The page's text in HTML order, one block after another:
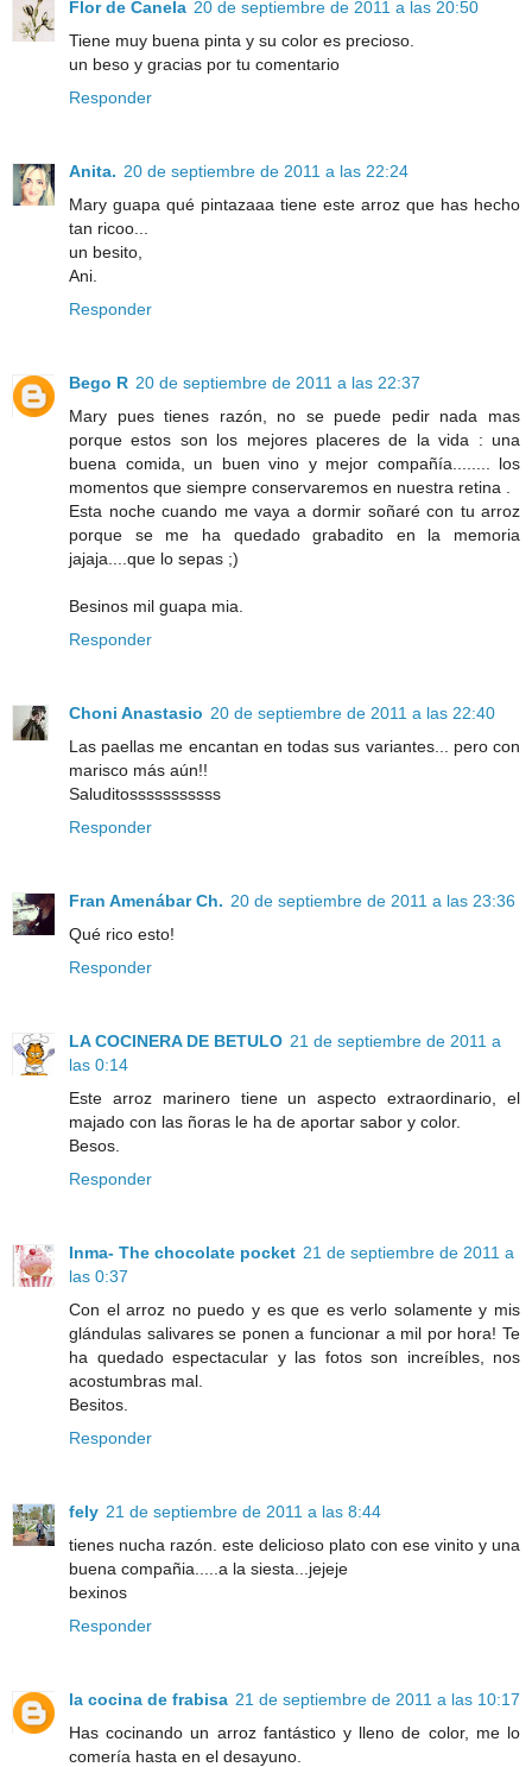
Flor de Canela 20 de septiembre de 2011 a las 20:50
Tiene muy buena pinta y su color es precioso.
un beso y gracias por tu comentario
Responder
Anita. 20 de septiembre de 2011 a las 22:24
Mary guapa qué pintazaaa tiene este arroz que has hecho
tan ricoo...
un besito,
Ani.
Responder
Bego R 20 de septiembre de 2011 a las 22:37
Mary pues tienes razón, no se puede pedir nada mas
porque estos son los mejores placeres de la vida : una
buena comida, un buen vino y mejor compañía........ los
momentos que siempre conservaremos en nuestra retina .
Esta noche cuando me vaya a dormir soñaré con tu arroz
porque se me ha quedado grabadito en la memoria
jajaja....que lo sepas ;)
Besinos mil guapa mia.
Responder
Choni Anastasio 20 de septiembre de 2011 a las 22:40
Las paellas me encantan en todas sus variantes... pero con
marisco más aún!!
Saluditosssssssssss
Responder
Fran Amenábar Ch. 20 de septiembre de 2011 a las 23:36
Qué rico esto!
Responder
LA COCINERA DE BETULO 21 de septiembre de 2011 a
las 0:14
Este arroz marinero tiene un aspecto extraordinario, el
majado con las ñoras le ha de aportar sabor y color.
Besos.
Responder
Inma- The chocolate pocket 21 de septiembre de 2011 a
las 0:37
Con el arroz no puedo y es que es verlo solamente y mis
glándulas salivares se ponen a funcionar a mil por hora! Te
ha quedado espectacular y las fotos son increíbles, nos
acostumbras mal.
Besitos.
Responder
fely 21 de septiembre de 2011 a las 8:44
tienes nucha razón. este delicioso plato con ese vinito y una
buena compañia.....a la siesta...jejeje
bexinos
Responder
la cocina de frabisa 21 de septiembre de 2011 a las 10:17
Has cocinando un arroz fantástico y lleno de color, me lo
comería hasta en el desayuno.